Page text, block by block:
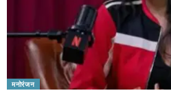
मनोरंजन